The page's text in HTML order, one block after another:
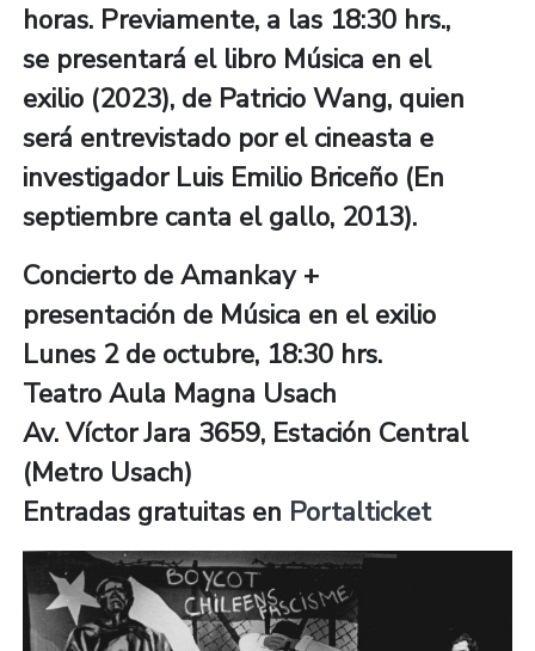
horas. Previamente, a las 18:30 hrs.,
se presentará el libro Música en el
exilio (2023), de Patricio Wang, quien
será entrevistado por el cineasta e
investigador Luis Emilio Briceño (En
septiembre canta el gallo, 2013).
Concierto de Amankay +
presentación de Música en el exilio
Lunes 2 de octubre, 18:30 hrs.
Teatro Aula Magna Usach
Av. Víctor Jara 3659, Estación Central
(Metro Usach)
Entradas gratuitas en Portalticket